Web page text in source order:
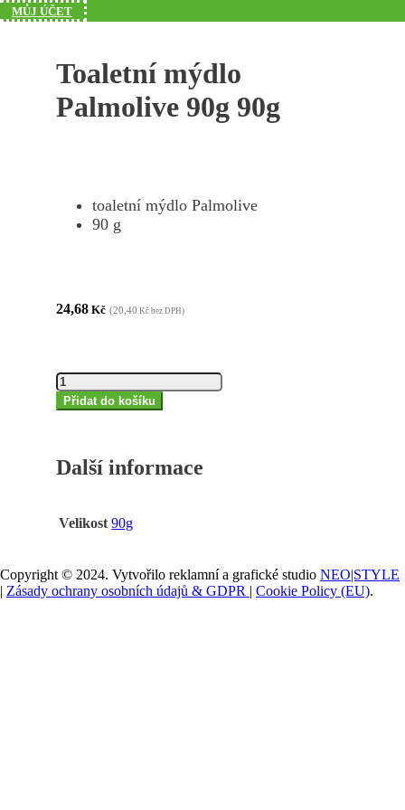
MŮJ ÚČET
Toaletní mýdlo
Palmolive 90g 90g
toaletní mýdlo Palmolive
90 g
24,68 Kč (20,40 Kč bez DPH)
Toaletní
mýdlo
90g
Přidat do košíku
Další informace
Velikost 90g
Copyright © 2024. Vytvořilo reklamní a grafické studio NEO|STYLE
| Zásady ochrany osobních údajů & GDPR | Cookie Policy (EU).